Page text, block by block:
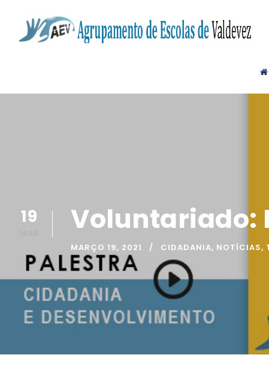
19 Voluntariado:
MARÇO 19, 2021 CIDADANIA, NOTÍCIAS,